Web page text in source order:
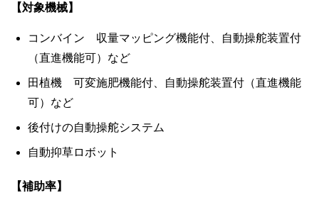
【対象機械】
コンバイン 収量マッピング機能付、自動操舵装置付
（直進機能可）など
田植機 可変施肥機能付、自動操舵装置付（直進機能
可）など
後付けの自動操舵システム
自動抑草ロボット
【補助率】